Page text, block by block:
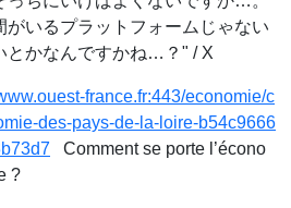
がいるプラットフォームじゃない
とかなんですかね…？" / X
france.fr:443/economie/c
des-pays-de-la-loire-b54c9666
Comment se porte l’écono
?